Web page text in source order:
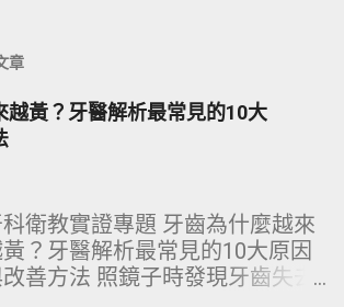
章
越黃？牙醫解析最常見的10大
衛教實證專題 牙齒為什麼越來
？牙醫解析最常見的10大原因
善方法 照鏡子時發現牙齒失去